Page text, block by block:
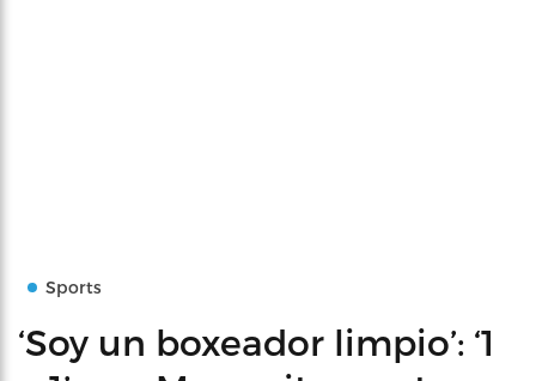
Sports
‘Soy un boxeador limpio’: ‘1